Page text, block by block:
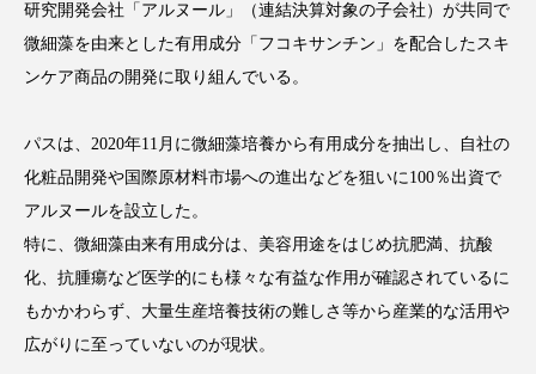
クローズアップ ケーススタディ
コグニティブヘルス コスト削減
コネクテッド・ビューティ
コルチゾール サステナビリティ
サステナブル美容 サプライチェーン
研究開発会社「アルヌール」（連結決算対象の子会社）が共同で
微細藻を由来とした有用成分「フコキサンチン」を配合したスキ
ンケア商品の開発に取り組んでいる。
パスは、2020年11月に微細藻培養から有用成分を抽出し、自社の
化粧品開発や国際原材料市場への進出などを狙いに100％出資で
アルヌールを設立した。
特に、微細藻由来有用成分は、美容用途をはじめ抗肥満、抗酸
化、抗腫瘍など医学的にも様々な有益な作用が確認されているに
もかかわらず、大量生産培養技術の難しさ等から産業的な活用や
広がりに至っていないのが現状。